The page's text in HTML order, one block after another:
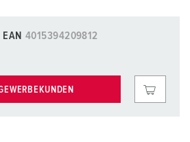
EAN 4015394209812